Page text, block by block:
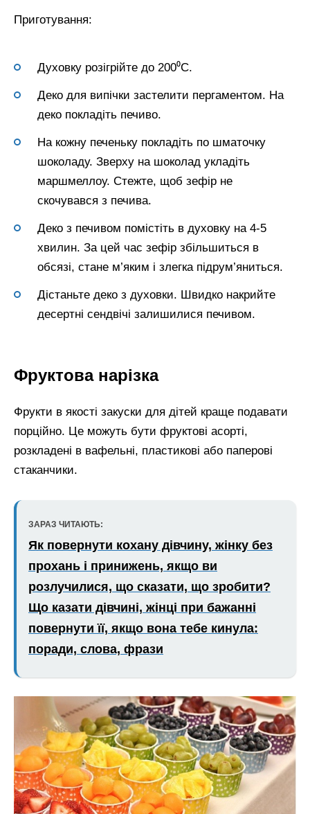
Приготування:
Духовку розігрійте до 200⁰С.
Деко для випічки застелити пергаментом. На
деко покладіть печиво.
На кожну печеньку покладіть по шматочку
шоколаду. Зверху на шоколад укладіть
маршмеллоу. Стежте, щоб зефір не
скочувався з печива.
Деко з печивом помістіть в духовку на 4-5
хвилин. За цей час зефір збільшиться в
обсязі, стане м’яким і злегка підрум’яниться.
Дістаньте деко з духовки. Швидко накрийте
десертні сендвічі залишилися печивом.
Фруктова нарізка
Фрукти в якості закуски для дітей краще подавати
порційно. Це можуть бути фруктові асорті,
розкладені в вафельні, пластикові або паперові
стаканчики.
ЗАРАЗ ЧИТАЮТЬ:
Як повернути кохану дівчину, жінку без
прохань і принижень, якщо ви
розлучилися, що сказати, що зробити?
Що казати дівчині, жінці при бажанні
повернути її, якщо вона тебе кинула:
поради, слова, фрази